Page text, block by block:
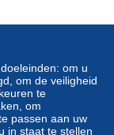
debitcardof
om u
om de veiligheid
te
om
passen aan uw
in staat te stellen